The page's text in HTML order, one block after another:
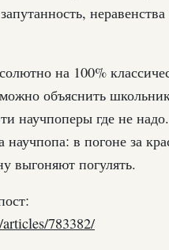
на 100%
объяснить
научпоперы где не
научпопа: в погоне за
выгоняют погулять.
783382/